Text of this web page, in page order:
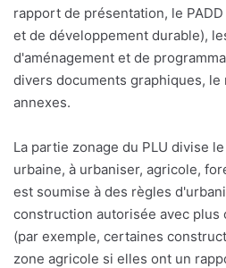
rapport de présentation, le
et de développement durable),
d'aménagement et de
divers documents graphiques, le
annexes.
La partie zonage du PLU divise
urbaine, à urbaniser, agricole,
est soumise à des règles
construction autorisée avec plus
(par exemple, certaines
zone agricole si elles ont un